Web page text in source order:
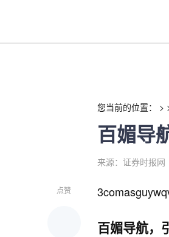
您当前的位置： >
百媚导
来源：证券时报网
点赞
百媚导航，